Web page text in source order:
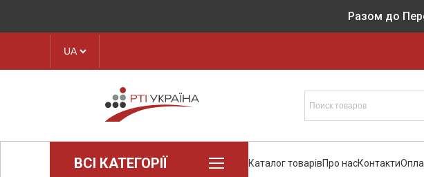
Разом до
ВСІ КАТЕГОРІЇ Каталог товарівПро насКонтакти